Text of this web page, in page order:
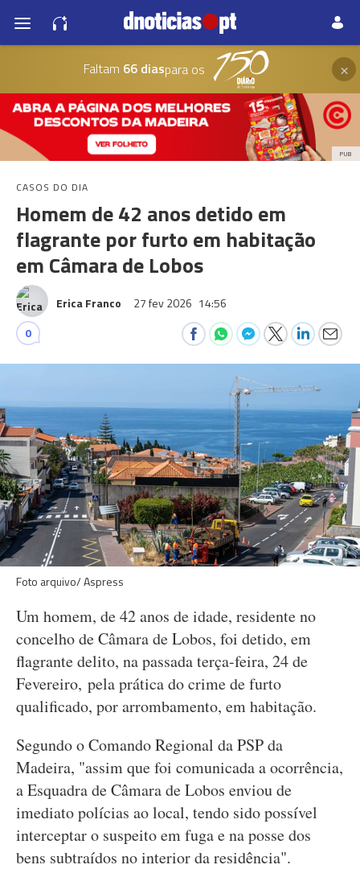
Faltam 66 diaspara os ×
PUB
CASOS DO DIA
Homem de 42 anos detido em
flagrante por furto em habitação
em Câmara de Lobos
Erica Franco 27 fev 2026 14:56
0
Foto arquivo/ Aspress
Um homem, de 42 anos de idade, residente no
concelho de Câmara de Lobos, foi detido, em
flagrante delito, na passada terça-feira, 24 de
Fevereiro, pela prática do crime de furto
qualificado, por arrombamento, em habitação.
Segundo o Comando Regional da PSP da
Madeira, "assim que foi comunicada a ocorrência,
a Esquadra de Câmara de Lobos enviou de
imediato polícias ao local, tendo sido possível
interceptar o suspeito em fuga e na posse dos
bens subtraídos no interior da residência".